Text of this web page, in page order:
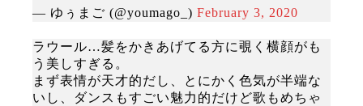
— ゆぅまご (@youmago_) February 3, 2020
ラウール…髪をかきあげてる方に覗く横顔がも
う美しすぎる。
まず表情が天才的だし、とにかく色気が半端な
いし、ダンスもすごい魅力的だけど歌もめちゃ